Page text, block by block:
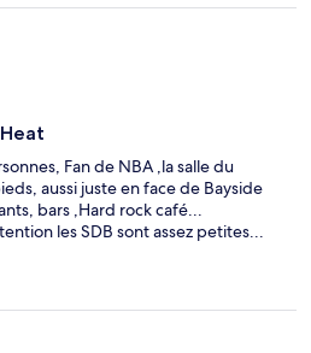
Fan de NBA ,la salle du
aussi juste en face de Bayside
bars ,Hard rock café...
les SDB sont assez petites...